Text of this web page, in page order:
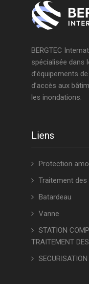
BERGTEC
spécialisée dans
d’équipements
d’accès aux
les inondations.
Liens
Protection
Traitement
Batardeau
Vanne
STATION
TRAITEMENT